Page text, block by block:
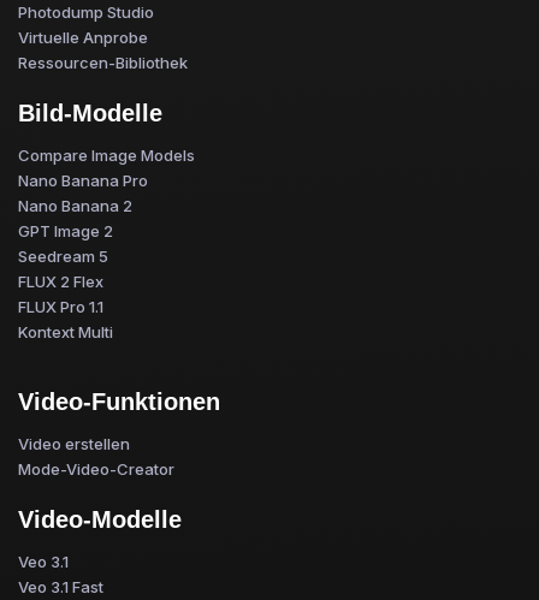
Photodump Studio
Virtuelle Anprobe
Ressourcen-Bibliothek
Bild-Modelle
Compare Image Models
Nano Banana Pro
Nano Banana 2
GPT Image 2
Seedream 5
FLUX 2 Flex
FLUX Pro 1.1
Kontext Multi
Video-Funktionen
Video erstellen
Mode-Video-Creator
Video-Modelle
Veo 3.1
Veo 3.1 Fast